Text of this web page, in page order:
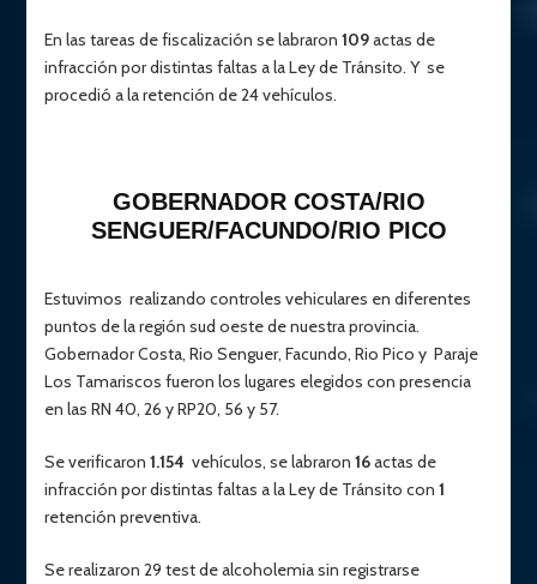
En las tareas de fiscalización se labraron109actas de
infracción por distintas faltas a la Ley de Tránsito. Y se
procedió a la retención de 24 vehículos.
GOBERNADOR COSTA/RIO
SENGUER/FACUNDO/RIO PICO
Estuvimos realizando controles vehiculares en diferentes
puntos de la región sud oeste de nuestra provincia.
Gobernador Costa, Rio Senguer, Facundo, Rio Pico y Paraje
Los Tamariscos fueron los lugares elegidos con presencia
en las RN 40, 26 y RP20, 56 y 57.
Se verificaron1.154 vehículos, se labraron16actas de
infracción por distintas faltas a la Ley de Tránsito con1
retención preventiva.
Se realizaron 29 test de alcoholemia sin registrarse